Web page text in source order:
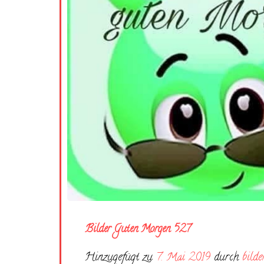
Bilder Guten Morgen 527
Hinzugefügt zu 7. Mai 2019 durch